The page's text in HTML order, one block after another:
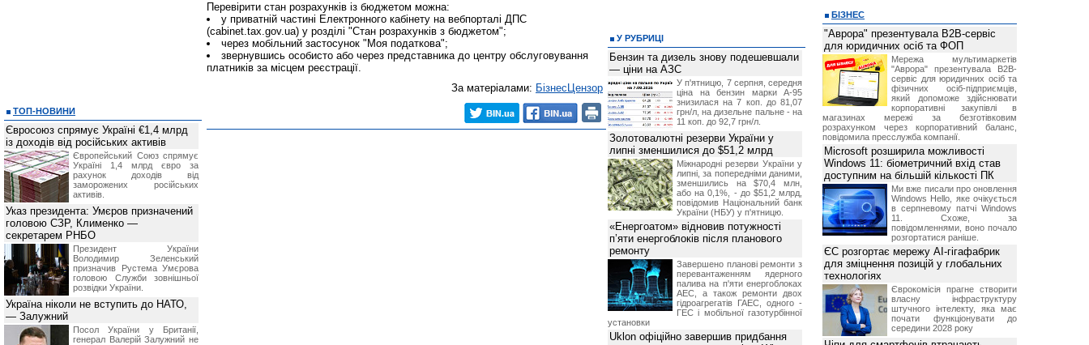
Перевірити стан розрахунків із бюджетом можна:
у приватній частині Електронного кабінету на вебпорталі ДПС
(cabinet.tax.gov.ua) у розділі "Стан розрахунків з бюджетом";
через мобільний застосунок "Моя податкова";
звернувшись особисто або через представника до центру обслуговування
платників за місцем реєстрації.
За матеріалами: БізнесЦензор
ТОП-НОВИНИ
Євросоюз спрямує Україні €1,4 млрд
із доходів від російських активів
Європейський Союз спрямує
Україні 1,4 млрд євро за
рахунок доходів від
заморожених російських
активів.
Указ президента: Умєров призначений
головою СЗР, Клименко —
секретарем РНБО
Президент України
Володимир Зеленський
призначив Pустема Умєрова
головою Служби зовнішньої
розвідки України.
Україна ніколи не вступить до НАТО,
— Залужний
Посол України у Британії,
генерал Валерій Залужний не
У РУБРИЦІ
Бензин та дизель знову подешевшали
— ціни на АЗС
У п'ятницю, 7 серпня, середня
ціна на бензин марки А-95
знизилася на 7 коп. до 81,07
грн/л, на дизельне пальне - на
11 коп. до 92,7 грн/л.
Золотовалютні резерви України у
липні зменшилися до $51,2 млрд
Міжнародні резерви України у
липні, за попередніми даними,
зменшились на $70,4 млн,
або на 0,1%, - до $51,2 млрд,
повідомив Національний банк
України (НБУ) у п'ятницю.
«Енергоатом» відновив потужності
п’яти енергоблоків після планового
ремонту
Завершено планові ремонти з
перевантаженням ядерного
палива на п'яти енергоблоках
АЕС, а також ремонти двох
гідроагрегатів ГАЕС, одного -
ГЕС і мобільної газотурбінної
установки
Uklon офіційно завершив придбання
БІЗНЕС
"Аврора" презентувала B2B-сервіс
для юридичних осіб та ФОП
Мережа мультимаркетів
"Аврора" презентувала B2B-
сервіс для юридичних осіб та
фізичних осіб-підприємців,
який допоможе здійснювати
корпоративні закупівлі в
магазинах мережі за безготівковим
розрахунком через корпоративний баланс,
повідомила пресслужба компанії.
Microsoft розширила можливості
Windows 11: біометричний вхід став
доступним на більшій кількості ПК
Ми вже писали про оновлення
Windows Hello, яке очікується
в серпневому патчі Windows
11. Схоже, за
повідомленнями, воно почало
розгортатися раніше.
ЄС розгортає мережу AI-гігафабрик
для зміцнення позицій у глобальних
технологіях
Єврокомісія прагне створити
власну інфраструктуру
штучного інтелекту, яка має
почати функціонувати до
середини 2028 року